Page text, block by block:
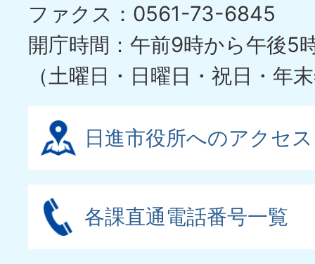
ファクス：0561-73-6845
開庁時間：午前9時から午後5
（土曜日・日曜日・祝日・年
日進市役所へのアクセス
各課直通電話番号一覧